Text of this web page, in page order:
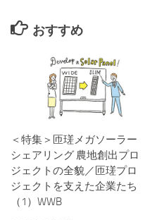
おすすめ
＜特集＞匝瑳メガソーラー
シェアリング 農地創出プロ
ジェクトの全貌／匝瑳プロ
ジェクトを支えた企業たち
（1）WWB